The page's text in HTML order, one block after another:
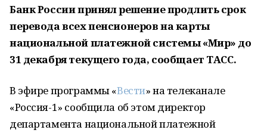
Банк России принял решение продлить срок
перевода всех пенсионеров на карты
национальной платежной системы «Мир» до
31 декабря текущего года, сообщает ТАСС.
В эфире программы «Вести» на телеканале
«Россия-1» сообщила об этом директор
департамента национальной платежной